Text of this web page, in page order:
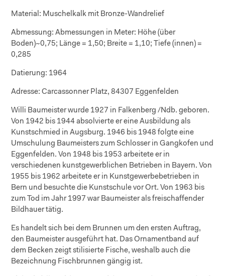
Material: Muschelkalk mit Bronze-Wandrelief
Abmessung: Abmessungen in Meter: Höhe (über
Boden)~0,75; Länge = 1,50; Breite = 1,10; Tiefe (innen) =
0,285
Datierung: 1964
Adresse: Carcassonner Platz, 84307 Eggenfelden
Willi Baumeister wurde 1927 in Falkenberg /Ndb. geboren.
Von 1942 bis 1944 absolvierte er eine Ausbildung als
Kunstschmied in Augsburg. 1946 bis 1948 folgte eine
Umschulung Baumeisters zum Schlosser in Gangkofen und
Eggenfelden. Von 1948 bis 1953 arbeitete er in
verschiedenen kunstgewerblichen Betrieben in Bayern. Von
1955 bis 1962 arbeitete er in Kunstgewerbebetrieben in
Bern und besuchte die Kunstschule vor Ort. Von 1963 bis
zum Tod im Jahr 1997 war Baumeister als freischaffender
Bildhauer tätig.
Es handelt sich bei dem Brunnen um den ersten Auftrag,
den Baumeister ausgeführt hat. Das Ornamentband auf
dem Becken zeigt stilisierte Fische, weshalb auch die
Bezeichnung Fischbrunnen gängig ist.